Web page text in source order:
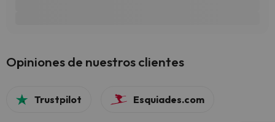
Opiniones de nuestros clientes
Trustpilot Esquiades.com